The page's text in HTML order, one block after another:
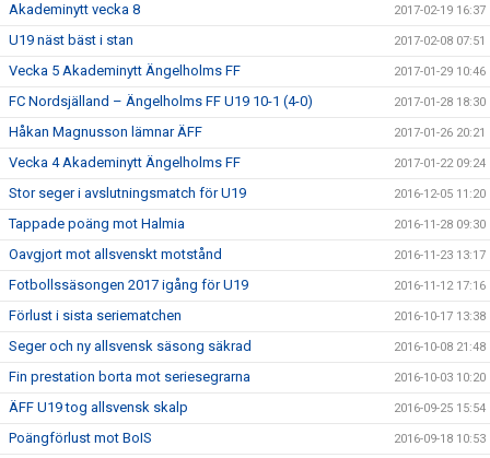
Akademinytt vecka 8 2017-02-19 16:37
U19 näst bäst i stan 2017-02-08 07:51
Vecka 5 Akademinytt Ängelholms FF 2017-01-29 10:46
FC Nordsjälland – Ängelholms FF U19 10-1 (4-0) 2017-01-28 18:30
Håkan Magnusson lämnar ÄFF 2017-01-26 20:21
Vecka 4 Akademinytt Ängelholms FF 2017-01-22 09:24
Stor seger i avslutningsmatch för U19 2016-12-05 11:20
Tappade poäng mot Halmia 2016-11-28 09:30
Oavgjort mot allsvenskt motstånd 2016-11-23 13:17
Fotbollssäsongen 2017 igång för U19 2016-11-12 17:16
Förlust i sista seriematchen 2016-10-17 13:38
Seger och ny allsvensk säsong säkrad 2016-10-08 21:48
Fin prestation borta mot seriesegrarna 2016-10-03 10:20
ÄFF U19 tog allsvensk skalp 2016-09-25 15:54
Poängförlust mot BoIS 2016-09-18 10:53